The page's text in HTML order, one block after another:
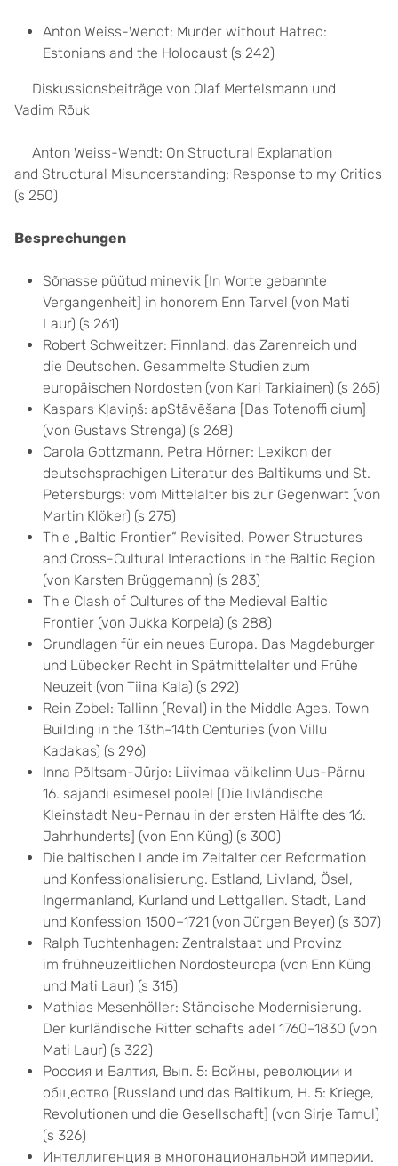
Anton Weiss-Wendt: Murder without Hatred:
Estonians and the Holocaust (s 242)
Diskussionsbeiträge von Olaf Mertelsmann und
Vadim Rõuk
Anton Weiss-Wendt: On Structural Explanation
and Structural Misunderstanding: Response to my Critics
(s 250)
Besprechungen
Sõnasse püütud minevik [In Worte gebannte
Vergangenheit] in honorem Enn Tarvel (von Mati
Laur) (s 261)
Robert Schweitzer: Finnland, das Zarenreich und
die Deutschen. Gesammelte Studien zum
europäischen Nordosten (von Kari Tarkiainen) (s 265)
Kaspars Kļaviņš: apStāvēšana [Das Totenoffi cium]
(von Gustavs Strenga) (s 268)
Carola Gottzmann, Petra Hörner: Lexikon der
deutschsprachigen Literatur des Baltikums und St.
Petersburgs: vom Mittelalter bis zur Gegenwart (von
Martin Klöker) (s 275)
Th e „Baltic Frontier“ Revisited. Power Structures
and Cross-Cultural Interactions in the Baltic Region
(von Karsten Brüggemann) (s 283)
Th e Clash of Cultures of the Medieval Baltic
Frontier (von Jukka Korpela) (s 288)
Grundlagen für ein neues Europa. Das Magdeburger
und Lübecker Recht in Spätmittelalter und Frühe
Neuzeit (von Tiina Kala) (s 292)
Rein Zobel: Tallinn (Reval) in the Middle Ages. Town
Building in the 13th–14th Centuries (von Villu
Kadakas) (s 296)
Inna Põltsam-Jürjo: Liivimaa väikelinn Uus-Pärnu
16. sajandi esimesel poolel [Die livländische
Kleinstadt Neu-Pernau in der ersten Hälfte des 16.
Jahrhunderts] (von Enn Küng) (s 300)
Die baltischen Lande im Zeitalter der Reformation
und Konfessionalisierung. Estland, Livland, Ösel,
Ingermanland, Kurland und Lettgallen. Stadt, Land
und Konfession 1500–1721 (von Jürgen Beyer) (s 307)
Ralph Tuchtenhagen: Zentralstaat und Provinz
im frühneuzeitlichen Nordosteuropa (von Enn Küng
und Mati Laur) (s 315)
Mathias Mesenhöller: Ständische Modernisierung.
Der kurländische Ritter schafts adel 1760–1830 (von
Mati Laur) (s 322)
Россия и Балтия, Bып. 5: Войны, революции и
общество [Russland und das Baltikum, H. 5: Kriege,
Revolutionen und die Gesellschaft] (von Sirje Tamul)
(s 326)
Интеллигенция в многонациональной империи.